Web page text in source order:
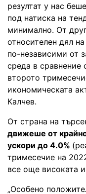
резултат у нас
под натиска на
минимално. От
относителен дял
по-независими от
среда в сравнение
второто
икономическата
Калчев.
От страна на
движеше от
ускори до 4.0%
тримесечие на
все още високата
„Особено